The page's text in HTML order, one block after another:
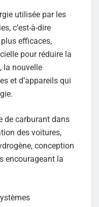
utilisée par les
c’est-à-dire
efficaces,
pour réduire la
la nouvelle
et d’appareils qui
de carburant dans
des voitures,
conception
encourageant la